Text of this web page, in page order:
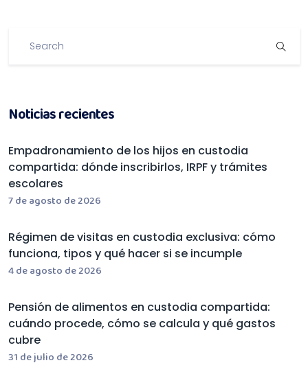
Noticias recientes
Empadronamiento de los hijos en custodia
compartida: dónde inscribirlos, IRPF y trámites
escolares
7 de agosto de 2026
Régimen de visitas en custodia exclusiva: cómo
funciona, tipos y qué hacer si se incumple
4 de agosto de 2026
Pensión de alimentos en custodia compartida:
cuándo procede, cómo se calcula y qué gastos
cubre
31 de julio de 2026